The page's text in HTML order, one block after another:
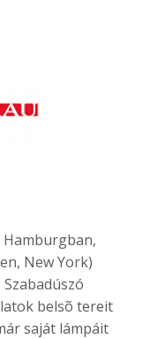
New York)
belsõ tereit
saját lámpáit